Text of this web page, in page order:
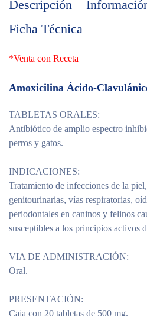
Descripción
Ficha Técnica
*Venta con Receta
Amoxicilina Ácido-
TABLETAS ORALES:
Antibiótico de amplio espectro
perros y gatos.
INDICACIONES:
Tratamiento de infecciones de la
genitourinarias, vías respiratorias,
periodontales en caninos y felinos
susceptibles a los principios activos
VIA DE ADMINISTRACIÓN:
Oral.
PRESENTACIÓN:
Caja con 20 tabletas de 500 mg.